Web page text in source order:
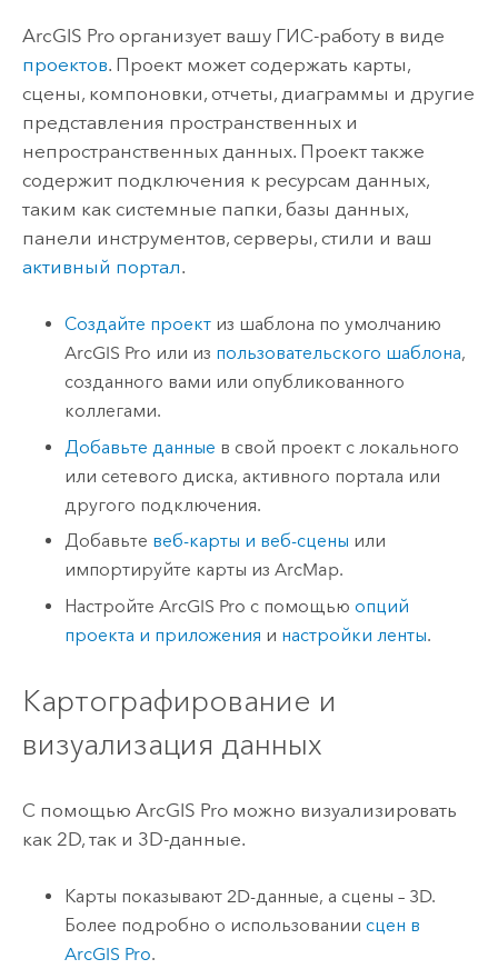
ArcGIS Proорганизует вашу ГИС-работу в виде
проектов. Проект может содержать карты,
сцены, компоновки, отчеты, диаграммы и другие
представления пространственных и
непространственных данных. Проект также
содержит подключения к ресурсам данных,
таким как системные папки, базы данных,
панели инструментов, серверы, стили и ваш
активный портал.
Создайте проект из шаблона по умолчанию
ArcGIS Pro или из пользовательского шаблона,
созданного вами или опубликованного
коллегами.
Добавьте данные в свой проект с локального
или сетевого диска, активного портала или
другого подключения.
Добавьте веб-карты и веб-сцены или
импортируйте карты изArcMap.
НастройтеArcGIS Pro с помощьюопций
проекта и приложения и настройки ленты.
Картографирование и
визуализация данных
С помощью ArcGIS Proможно визуализировать
как 2D, так и 3D-данные.
Карты показывают 2D-данные, а сцены – 3D.
Более подробно о использованиисцен в
ArcGIS Pro.